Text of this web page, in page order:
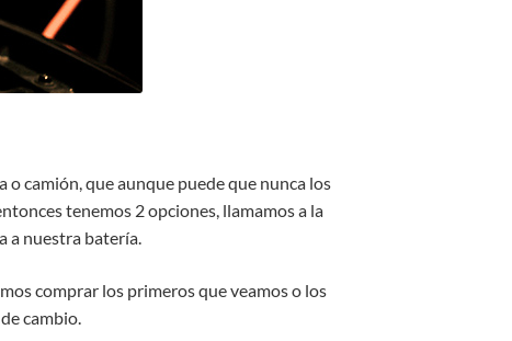
o camión, que aunque puede que nunca los
tenemos 2 opciones, llamamos a la
a nuestra batería.
comprar los primeros que veamos o los
cambio.